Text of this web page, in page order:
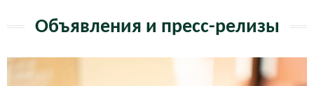
Объявления и пресс-релизы